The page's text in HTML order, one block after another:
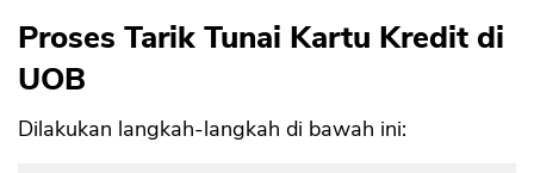
Proses Tarik Tunai Kartu Kredit di
UOB
Dilakukan langkah-langkah di bawah ini: